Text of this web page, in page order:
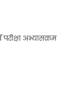
अभ्यासक्रम